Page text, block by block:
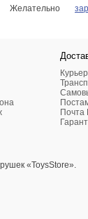
Желательно
Почта
«ToysStore».